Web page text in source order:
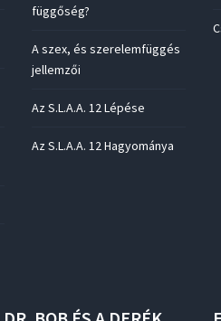
függőség?
A szex, és szerelemfüggés
jellemzői
Az S.L.A.A. 12 Lépése
Az S.L.A.A. 12 Hagyománya